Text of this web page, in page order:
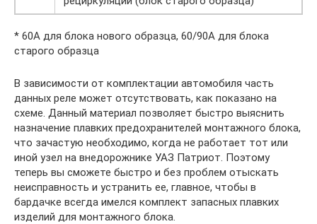
* 60А для блока нового образца, 60/90А для блока
старого образца
В зависимости от комплектации автомобиля часть
данных реле может отсутствовать, как показано на
схеме. Данный материал позволяет быстро выяснить
назначение плавких предохранителей монтажного блока,
что зачастую необходимо, когда не работает тот или
иной узел на внедорожнике УАЗ Патриот. Поэтому
теперь вы сможете быстро и без проблем отыскать
неисправность и устранить ее, главное, чтобы в
бардачке всегда имелся комплект запасных плавких
изделий для монтажного блока.